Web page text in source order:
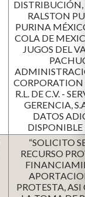
DISTRIBUCIÓN,
RALSTON
PURINA
COLA DE
JUGOS DEL
CORPORATION
R.L. DE C.V. -
GERENCIA,
DATOS
DISPONIBLE
“SOLICITO
RECURSO
PROTESTA,